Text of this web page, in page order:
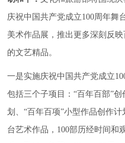
庆祝中国共产党成立100周年舞
美术作品展，推出更多深刻反
的文艺精品。
一是实施庆祝中国共产党成立
包括三个子项目：“百年百部”
划、“百年百项”小型作品创作
台艺术作品，100部历经时间和